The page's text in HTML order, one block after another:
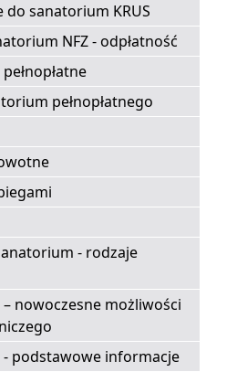
do sanatorium KRUS
NFZ - odpłatność
pełnopłatnego
- rodzaje
nowoczesne możliwości
podstawowe informacje